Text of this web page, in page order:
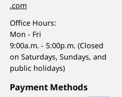
.com
Office Hours:
Mon - Fri
9:00a.m. - 5:00p.m. (Closed
on Saturdays, Sundays, and
public holidays)
Payment Methods